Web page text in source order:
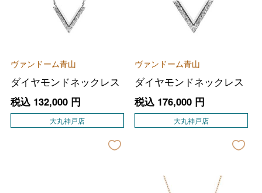
ヴァンドーム青山
ダイヤモンドネックレス
税込 132,000円
大丸神戸店
ヴァンドーム青山
ダイヤモンドネックレス
税込 176,000円
大丸神戸店